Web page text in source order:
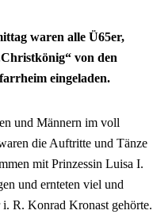
waren alle Ü65er,
von den
eingeladen.
und Männern im voll
die Auftritte und Tänze
mit Prinzessin Luisa I.
und ernteten viel und
i. R. Konrad Kronast gehörte.